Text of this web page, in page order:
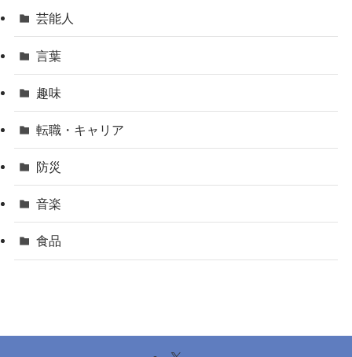
芸能人
言葉
趣味
転職・キャリア
防災
音楽
食品